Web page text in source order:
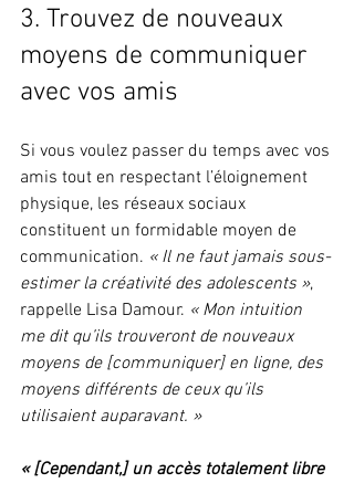
3. Trouvez de nouveaux
moyens de communiquer
avec vos amis
Si vous voulez passer du temps avec vos
amis tout en respectant l’éloignement
physique, les réseaux sociaux
constituent un formidable moyen de
communication. « Il ne faut jamais sous-
estimer la créativité des adolescents »,
rappelle Lisa Damour. « Mon intuition
me dit qu’ils trouveront de nouveaux
moyens de [communiquer] en ligne, des
moyens différents de ceux qu’ils
utilisaient auparavant. »
« [Cependant,] un accès totalement libre